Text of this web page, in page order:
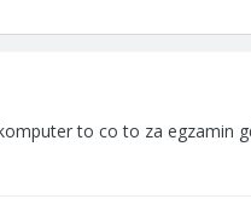
to co to za egzamin